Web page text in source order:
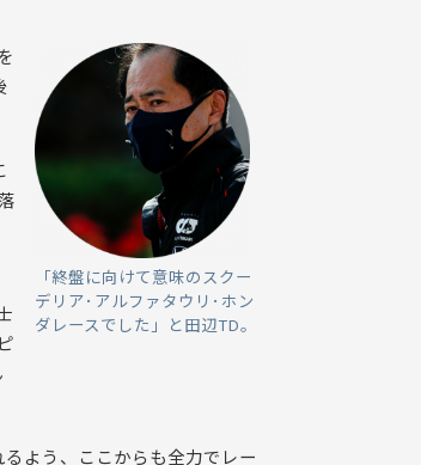
「終盤に向けて意味のスクー
デリア･アルファタウリ･ホン
ダレースでした」と田辺TD。
よう、ここからも全力でレー